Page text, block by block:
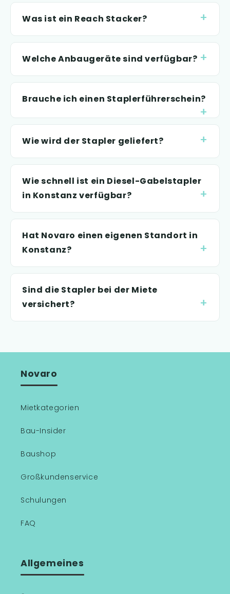
Was ist ein Reach Stacker?
Welche Anbaugeräte sind verfügbar?
Brauche ich einen Staplerführerschein?
Wie wird der Stapler geliefert?
Wie schnell ist ein Diesel-Gabelstapler
in Konstanz verfügbar?
Hat Novaro einen eigenen Standort in
Konstanz?
Sind die Stapler bei der Miete
versichert?
Novaro
Mietkategorien
Bau-Insider
Baushop
Großkundenservice
Schulungen
FAQ
Allgemeines